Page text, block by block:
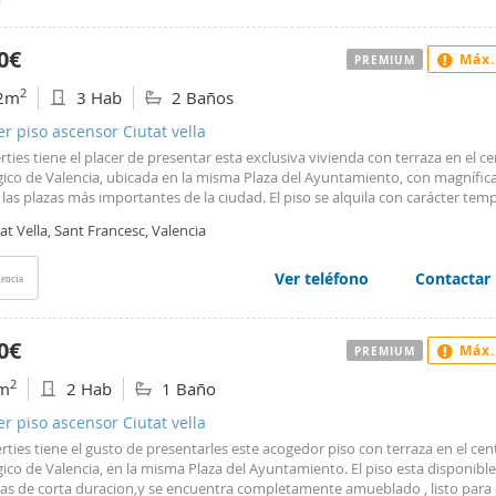
2 3 Hab 2 Baños
piso ascensor Ciutat vella
tiene el placer de presentar esta exclusiva vivienda con terraza en el
de Valencia, ubicada en la misma Plaza del Ayuntamiento, con
plazas más importantes de la ciudad. El piso se alquila con carácter
vivir. Dispone de tres habitaciones dobles, dos baños completos (uno de
pequeña cocina abierta y todo lo necesario para entrar a vivir de forma
Además, la vivienda está equipada con aire acondicionado. Cuenta con
balcón con inmejorables vistas a la Plaza del Ayuntamiento. Asimismo,
mascotas en la propiedad. En su entorno encontrará todas las
ocio y restauración que ofrece el centro de Valencia. Perfectamente
a pocos metros de la Estación del Norte y de la parada de metro de Xàtiva.
información adicional o desea organizar una visita, no dude en contactar
Estaremos encantados de atenderle. Nº AICAT: 8446
Vella, Sant Francesc, Valencia
Ver teléfono Contactar
PREMIUM
2 2 Hab 1 Baño
piso ascensor Ciutat vella
tiene el gusto de presentarles este acogedor piso con terraza en el
de Valencia, en la misma Plaza del Ayuntamiento. El piso esta
de corta duracion,y se encuentra completamente amueblado , listo para
PREMIUM